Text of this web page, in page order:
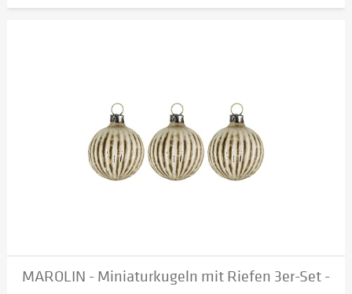
MAROLIN - Miniaturkugeln mit Riefen 3er-Set -